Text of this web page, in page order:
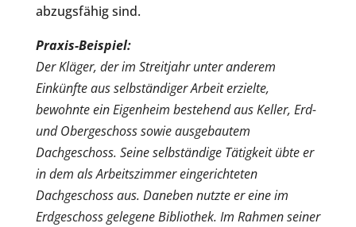
abzugsfähig sind.
Praxis-Beispiel:
Der Kläger, der im Streitjahr unter anderem
Einkünfte aus selbständiger Arbeit erzielte,
bewohnte ein Eigenheim bestehend aus Keller, Erd-
und Obergeschoss sowie ausgebautem
Dachgeschoss. Seine selbständige Tätigkeit übte er
in dem als Arbeitszimmer eingerichteten
Dachgeschoss aus. Daneben nutzte er eine im
Erdgeschoss gelegene Bibliothek. Im Rahmen seiner